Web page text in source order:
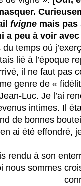
fvigne mais pas
a peu à voir
temps où
lié à l’époque
il ne faut pas
genre de «
Luc. Je l’ai
intimes. Il
de bonnes
ai été effondré,
rendu à son
nous sommes